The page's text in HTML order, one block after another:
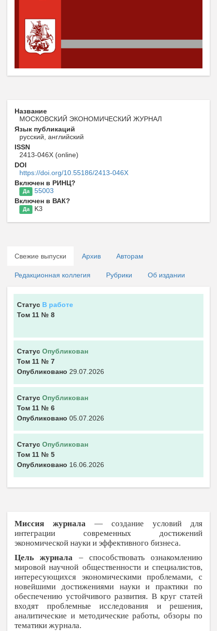
Название
МОСКОВСКИЙ ЭКОНОМИЧЕСКИЙ ЖУРНАЛ
Язык публикаций
русский, английский
ISSN
2413-046X (online)
DOI
https://doi.org/10.55186/2413-046X
Включен в РИНЦ?
Да
55003
Включен в ВАК?
Да K3
Свежие выпуски Архив Авторам
Редакционная коллегия Рубрики Об издании
Статус В работе
Том 11 № 8
Статус Опубликован
Том 11 № 7
Опубликовано 29.07.2026
Статус Опубликован
Том 11 № 6
Опубликовано 05.07.2026
Статус Опубликован
Том 11 № 5
Опубликовано 16.06.2026
Миссия журнала — создание условий для
интеграции современных достижений
экономической науки и эффективного бизнеса.
Цель журнала – способствовать ознакомлению
мировой научной общественности и специалистов,
интересующихся экономическими проблемами, с
новейшими достижениями науки и практики по
обеспечению устойчивого развития. В круг статей
входят проблемные исследования и решения,
аналитические и методические работы, обзоры по
тематики журнала.